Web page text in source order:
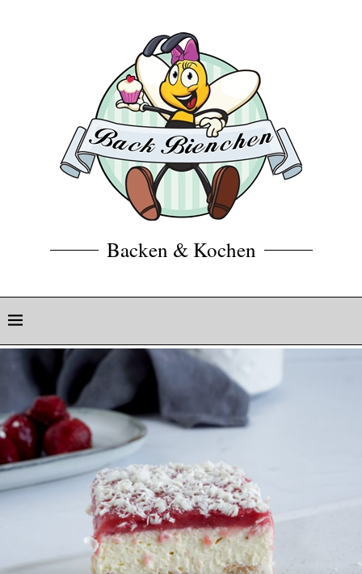
Backen & Kochen